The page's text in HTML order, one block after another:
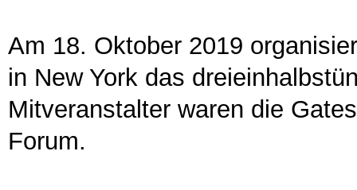
Am 18. Oktober 2019
in New York das
Mitveranstalter waren die
Forum.